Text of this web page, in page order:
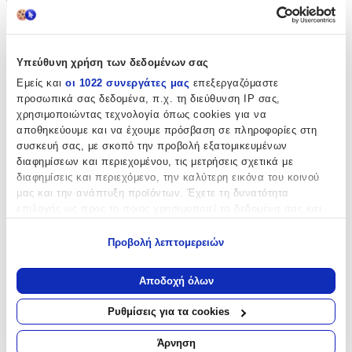
Υπεύθυνη χρήση των δεδομένων σας
Εμείς και οι 1022 συνεργάτες μας επεξεργαζόμαστε
προσωπικά σας δεδομένα, π.χ. τη διεύθυνση IP σας,
χρησιμοποιώντας τεχνολογία όπως cookies για να
αποθηκεύουμε και να έχουμε πρόσβαση σε πληροφορίες στη
συσκευή σας, με σκοπό την προβολή εξατομικευμένων
διαφημίσεων και περιεχομένου, τις μετρήσεις σχετικά με
διαφημίσεις και περιεχόμενο, την καλύτερη εικόνα του κοινού
μας και την ανάπτυξη προϊόντων. Έχετε τη δυνατότητα
Να συλλέξουμε πληροφορίες σχετικά με τη γεωγραφική
σας τοποθεσία, οι οποίες μπορεί να είναι ακριβείς σε
απόσταση μερικών μέτρων
Να αναγνωρίσουμε τη συσκευή σας σαρώνοντας ενεργά
για συγκεκριμένα χαρακτηριστικά (δακτυλικό αποτύπωμα)
Προβολή λεπτομερειών
Αποδοχή όλων
Ρυθμίσεις για τα cookies
Άρνηση
Χαρακτηριστικά
Κατασκευαστής:
Pantone Lifestyle
Βασικά Χαρακτηριστικά
Χρώμα:
Τιρκουάζ
Τύπος: